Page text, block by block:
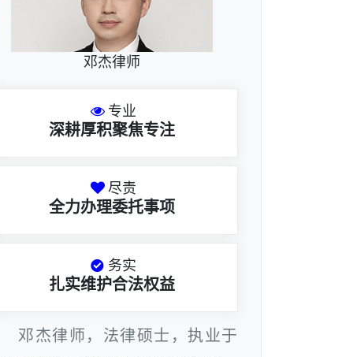
邓杰律师
专业
深耕厚积聚焦专注
尽责
全力办理委托事项
务实
扎实维护合法权益
邓杰律师，法律硕士，执业于